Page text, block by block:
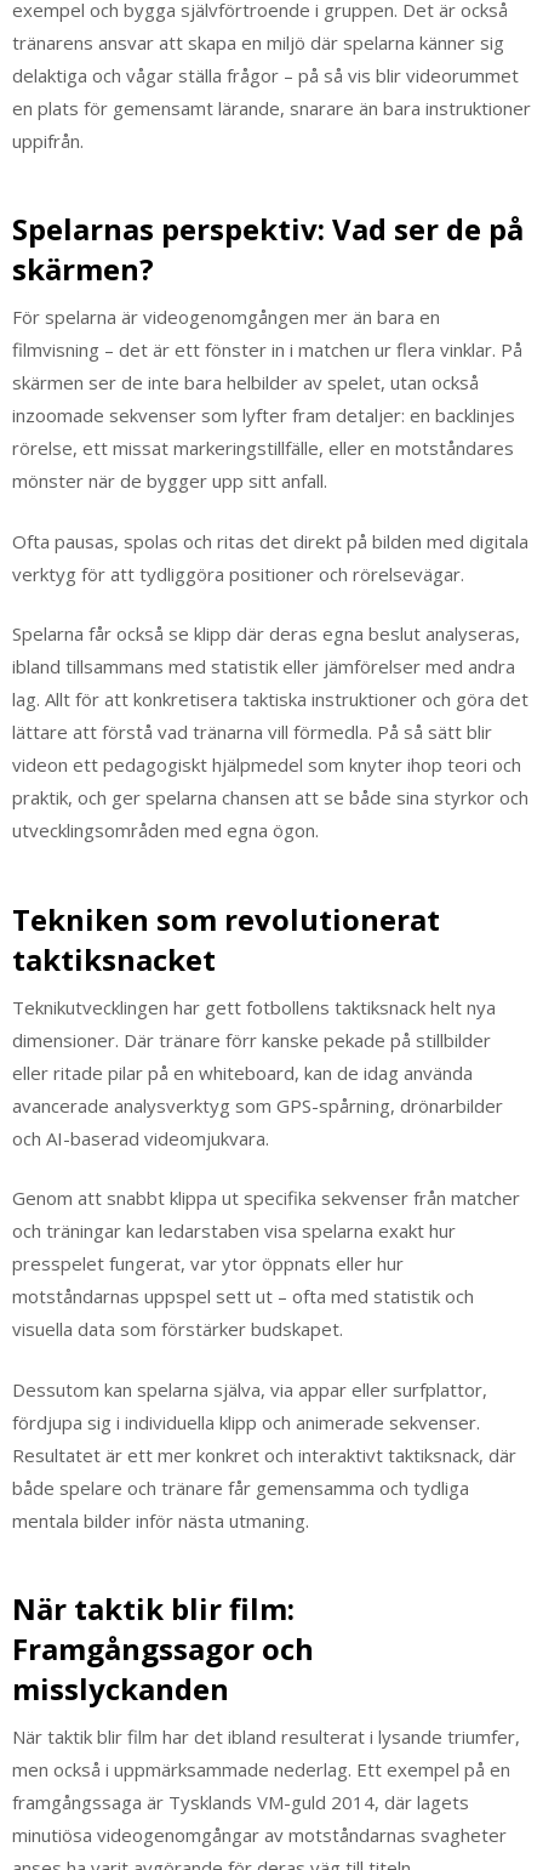
exempel och bygga självförtroende i gruppen. Det är också
tränarens ansvar att skapa en miljö där spelarna känner sig
delaktiga och vågar ställa frågor – på så vis blir videorummet
en plats för gemensamt lärande, snarare än bara instruktioner
uppifrån.
Spelarnas perspektiv: Vad ser de på
skärmen?
För spelarna är videogenomgången mer än bara en
filmvisning – det är ett fönster in i matchen ur flera vinklar. På
skärmen ser de inte bara helbilder av spelet, utan också
inzoomade sekvenser som lyfter fram detaljer: en backlinjes
rörelse, ett missat markeringstillfälle, eller en motståndares
mönster när de bygger upp sitt anfall.
Ofta pausas, spolas och ritas det direkt på bilden med digitala
verktyg för att tydliggöra positioner och rörelsevägar.
Spelarna får också se klipp där deras egna beslut analyseras,
ibland tillsammans med statistik eller jämförelser med andra
lag. Allt för att konkretisera taktiska instruktioner och göra det
lättare att förstå vad tränarna vill förmedla. På så sätt blir
videon ett pedagogiskt hjälpmedel som knyter ihop teori och
praktik, och ger spelarna chansen att se både sina styrkor och
utvecklingsområden med egna ögon.
Tekniken som revolutionerat
taktiksnacket
Teknikutvecklingen har gett fotbollens taktiksnack helt nya
dimensioner. Där tränare förr kanske pekade på stillbilder
eller ritade pilar på en whiteboard, kan de idag använda
avancerade analysverktyg som GPS-spårning, drönarbilder
och AI-baserad videomjukvara.
Genom att snabbt klippa ut specifika sekvenser från matcher
och träningar kan ledarstaben visa spelarna exakt hur
presspelet fungerat, var ytor öppnats eller hur
motståndarnas uppspel sett ut – ofta med statistik och
visuella data som förstärker budskapet.
Dessutom kan spelarna själva, via appar eller surfplattor,
fördjupa sig i individuella klipp och animerade sekvenser.
Resultatet är ett mer konkret och interaktivt taktiksnack, där
både spelare och tränare får gemensamma och tydliga
mentala bilder inför nästa utmaning.
När taktik blir film:
Framgångssagor och
misslyckanden
När taktik blir film har det ibland resulterat i lysande triumfer,
men också i uppmärksammade nederlag. Ett exempel på en
framgångssaga är Tysklands VM-guld 2014, där lagets
minutiösa videogenomgångar av motståndarnas svagheter